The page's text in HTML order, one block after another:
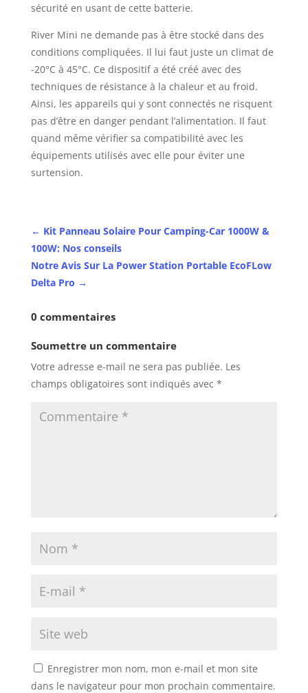
sécurité en usant de cette batterie.
River Mini ne demande pas à être stocké dans des
conditions compliquées. Il lui faut juste un climat de
-20°C à 45°C. Ce dispositif a été créé avec des
techniques de résistance à la chaleur et au froid.
Ainsi, les appareils qui y sont connectés ne risquent
pas d’être en danger pendant l’alimentation. Il faut
quand même vérifier sa compatibilité avec les
équipements utilisés avec elle pour éviter une
surtension.
← Kit Panneau Solaire Pour Camping-Car 1000W &
100W: Nos conseils
Notre Avis Sur La Power Station Portable EcoFLow
Delta Pro →
0 commentaires
Soumettre un commentaire
Votre adresse e-mail ne sera pas publiée. Les
champs obligatoires sont indiqués avec *
Enregistrer mon nom, mon e-mail et mon site
dans le navigateur pour mon prochain commentaire.